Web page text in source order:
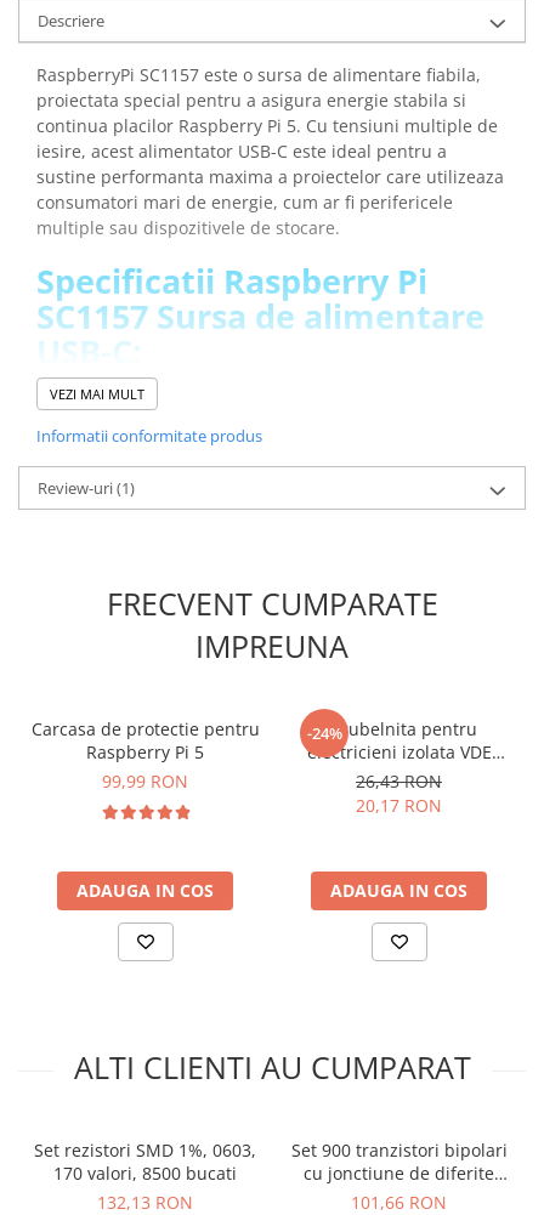
Lanterne de Cap
Lanterne de Mana
Lampi Solare
Proiectoare LED
Aeroterme
Auto
Roboti de Pornire Auto
Microscoape Biologice
Descriere
RaspberryPi SC1157 este o sursa de alimentare fiabila,
proiectata special pentru a asigura energie stabila si
continua placilor Raspberry Pi 5. Cu tensiuni multiple de
iesire, acest alimentator USB-C este ideal pentru a
sustine performanta maxima a proiectelor care utilizeaza
consumatori mari de energie, cum ar fi perifericele
multiple sau dispozitivele de stocare.
Specificatii Raspberry Pi
SC1157 Sursa de alimentare
USB-C:
Intrare:100 - 240 V AC
Iesire:5A la 5.1V ; 3A la 9V ; 2.25A la 12V ; 1.8A la 15V
Cablu: 1.2 m, 18 awg
Culoare:negru
VEZI MAI MULT
Informatii conformitate produs
Review-uri(1)
FRECVENT CUMPARATE
IMPREUNA
Carcasa de protectie pentru
Raspberry Pi 5
99,99 RON
ADAUGA IN COS
-24%
Surubelnita pentru
electricieni izolata VDE
1000V profil Philips PH1
150mm Irimo 409V-1-150
26,43 RON
20,17 RON
ADAUGA IN COS
ALTI CLIENTI AU CUMPARAT
Set rezistori SMD 1%, 0603,
170 valori, 8500 bucati
132,13 RON
Set 900 tranzistori bipolari
cu jonctiune de diferite
valori, Bitmi 11844
101,66 RON